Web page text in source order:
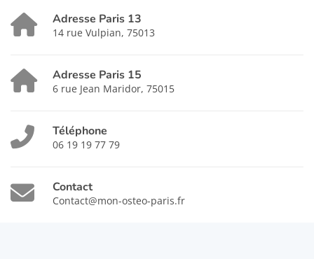
Adresse Paris 13
14 rue Vulpian, 75013
Adresse Paris 15
6 rue Jean Maridor, 75015
Téléphone
06 19 19 77 79
Contact
Contact@mon-osteo-paris.fr